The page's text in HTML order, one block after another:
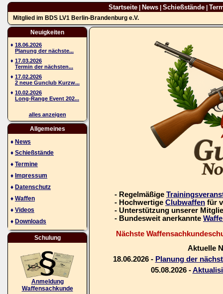
Startseite| News| Schießstände|
Mitglied im BDS LV1 Berlin-Brandenburg e.V.
Neuigkeiten
♦ 18.06.2026
Planung der nächste...
♦ 17.03.2026
Termin der nächsten...
♦ 17.02.2026
2 neue Gunclub Kurzw...
♦ 10.02.2026
Long-Range Event 202...
alles anzeigen
Allgemeines
♦ News
♦ Schießstände
♦ Termine
♦ Impressum
♦ Datenschutz
♦ Waffen
♦ Videos
♦ Downloads
Schulung
Anmeldung
Waffensachkunde
- Regelmäßige
- Hochwertige Clubwaffen für
- Unterstützung unserer
- Bundesweit anerkannte
Nächste
Aktuelle
18.06.2026 - Planung der
05.08.2026 -